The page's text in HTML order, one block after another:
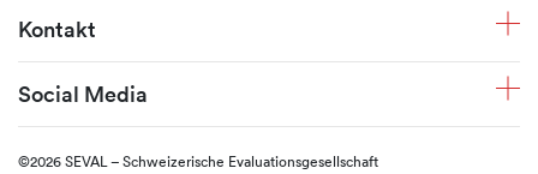
Kontakt
Social Media
©2026 SEVAL – Schweizerische Evaluationsgesellschaft